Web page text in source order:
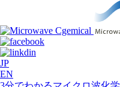
JP
EN